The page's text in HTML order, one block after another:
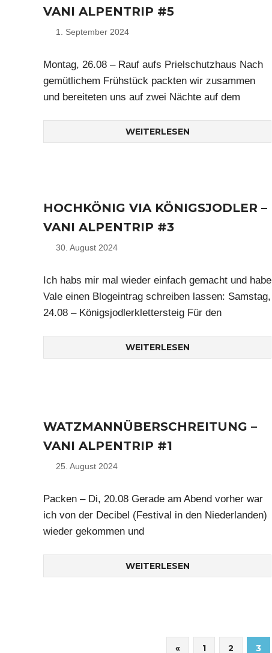
VANI ALPENTRIP #5
1. September 2024
Montag, 26.08 – Rauf aufs Prielschutzhaus Nach
gemütlichem Frühstück packten wir zusammen
und bereiteten uns auf zwei Nächte auf dem
WEITERLESEN
HOCHKÖNIG VIA KÖNIGSJODLER –
VANI ALPENTRIP #3
30. August 2024
Ich habs mir mal wieder einfach gemacht und habe
Vale einen Blogeintrag schreiben lassen: Samstag,
24.08 – Königsjodlerklettersteig Für den
WEITERLESEN
WATZMANNÜBERSCHREITUNG –
VANI ALPENTRIP #1
25. August 2024
Packen – Di, 20.08 Gerade am Abend vorher war
ich von der Decibel (Festival in den Niederlanden)
wieder gekommen und
WEITERLESEN
Seitennummerierung
«Vorherige
1 2 3